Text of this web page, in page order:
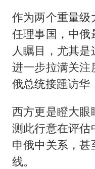
作为两个重量级
任理事国，中俄
人瞩目，尤其是
进一步拉满关
俄总统接踵访华
西方更是瞪大
测此行意在评估
申俄中关系，
线。